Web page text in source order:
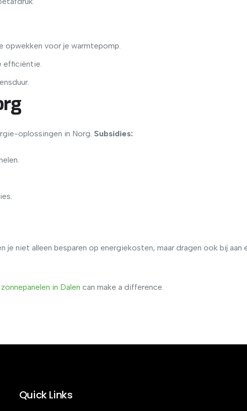
opwekken voor je warmtepomp.
efficiëntie.
oplossingen in Norg. Subsidies:
je niet alleen besparen op energiekosten, maar dragen ook bij
in Dalen can make a difference.
Quick Links